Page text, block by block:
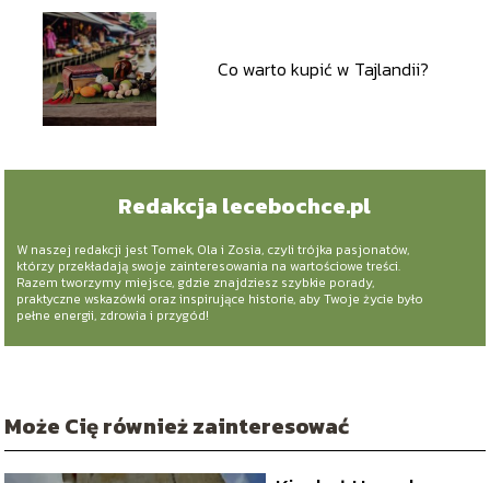
Co warto kupić w Tajlandii?
Redakcja lecebochce.pl
W naszej redakcji jest Tomek, Ola i Zosia, czyli trójka pasjonatów,
którzy przekładają swoje zainteresowania na wartościowe treści.
Razem tworzymy miejsce, gdzie znajdziesz szybkie porady,
praktyczne wskazówki oraz inspirujące historie, aby Twoje życie było
pełne energii, zdrowia i przygód!
Może Cię również zainteresować